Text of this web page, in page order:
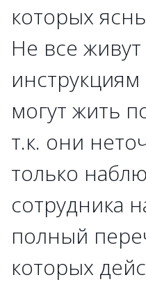
которых
Не все
могут жить
т.к. они
только
сотрудника
полный
которых